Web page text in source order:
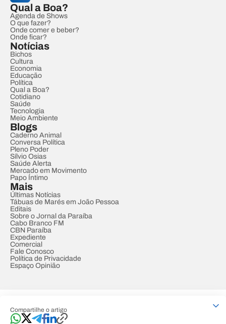
Compartilhe o artigo
Qual a Boa?
Agenda de Shows
O que fazer?
Onde comer e beber?
Onde ficar?
Notícias
Bichos
Cultura
Economia
Educação
Política
Qual a Boa?
Cotidiano
Saúde
Tecnologia
Meio Ambiente
Blogs
Caderno Animal
Conversa Política
Pleno Poder
Sílvio Osias
Saúde Alerta
Mercado em Movimento
Papo Íntimo
Mais
Últimas Notícias
Tábuas de Marés em João Pessoa
Editais
Sobre o Jornal da Paraíba
Cabo Branco FM
CBN Paraíba
Expediente
Comercial
Fale Conosco
Política de Privacidade
Espaço Opinião
Developed by Designed by